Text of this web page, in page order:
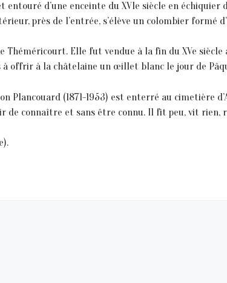
entouré d’une enceinte du XVIe siècle en
près de l’entrée, s’élève un colombier
Elle fut vendue à la fin du XVe siècle
à offrir à la châtelaine un œillet blanc le jour de
Plancouard (1871-1953) est enterré au
de connaître et sans être connu. Il fit peu, vit